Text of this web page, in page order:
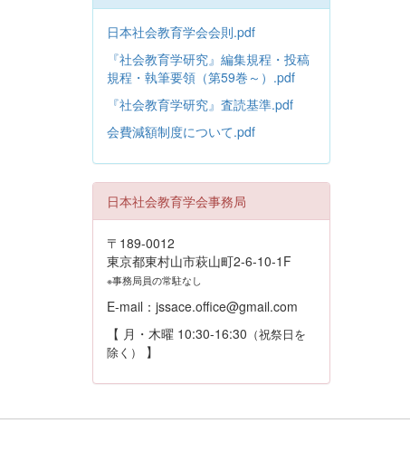
日本社会教育学会会則.pdf
『社会教育学研究』編集規程・投稿
規程・執筆要領（第59巻～）.pdf
『社会教育学研究』査読基準.pdf
会費減額制度について.pdf
日本社会教育学会事務局
〒189-0012
東京都東村山市萩山町2-6-10-1F
※事務局員の常駐なし
E-mail：jssace.office@gmail.com
【 月・木曜 10:30-16:30 （祝祭日を
除く）
】